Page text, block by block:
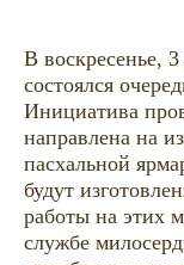
В воскресенье,
состоялся
Инициатива
направлена на
пасхальной
будут
работы на этих
службе